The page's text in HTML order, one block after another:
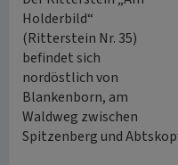
Holderbild“
(Ritterstein Nr. 35)
befindet sich
nordöstlich von
Blankenborn, am
Waldweg zwischen
Spitzenberg und